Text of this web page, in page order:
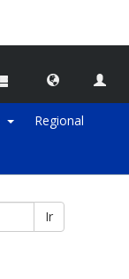
Regional
Ir